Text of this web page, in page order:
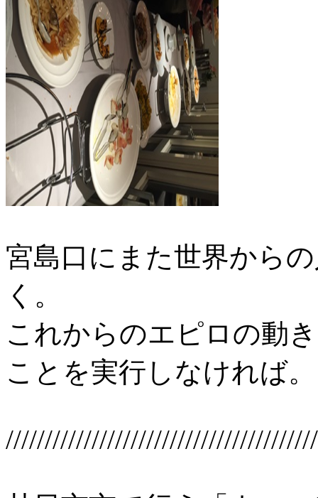
宮島口にまた世界から
く。
これからのエピロの動
ことを実行しなければ。